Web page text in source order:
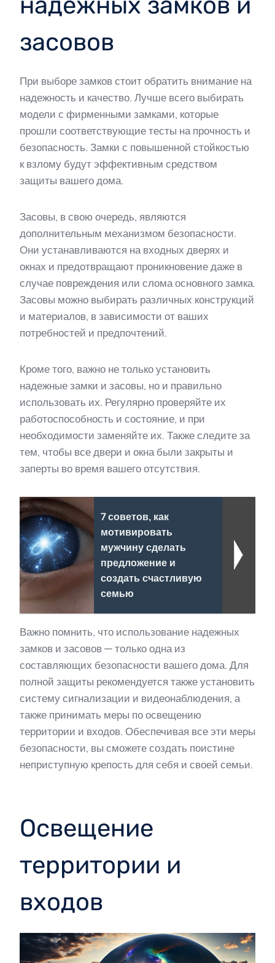
засовов
При выборе замков стоит обратить внимание на
надежность и качество. Лучше всего выбирать
модели с фирменными замками, которые
прошли соответствующие тесты на прочность и
безопасность. Замки с повышенной стойкостью
к взлому будут эффективным средством
защиты вашего дома.
Засовы, в свою очередь, являются
дополнительным механизмом безопасности.
Они устанавливаются на входных дверях и
окнах и предотвращают проникновение даже в
случае повреждения или слома основного замка.
Засовы можно выбирать различных конструкций
и материалов, в зависимости от ваших
потребностей и предпочтений.
Кроме того, важно не только установить
надежные замки и засовы, но и правильно
использовать их. Регулярно проверяйте их
работоспособность и состояние, и при
необходимости заменяйте их. Также следите за
тем, чтобы все двери и окна были закрыты и
заперты во время вашего отсутствия.
7 советов, как
мотивировать
мужчину сделать
предложение и
создать счастливую
семью
Важно помнить, что использование надежных
замков и засовов — только одна из
составляющих безопасности вашего дома. Для
полной защиты рекомендуется также установить
систему сигнализации и видеонаблюдения, а
также принимать меры по освещению
территории и входов. Обеспечивая все эти меры
безопасности, вы сможете создать поистине
неприступную крепость для себя и своей семьи.
Освещение
территории и
входов